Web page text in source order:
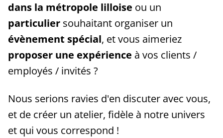
dans la métropole lilloise ou un
particulier souhaitant organiser un
évènement spécial, et vous aimeriez
proposer une expérience à vos clients /
employés / invités ?
Nous serions ravies d'en discuter avec vous,
et de créer un atelier, fidèle à notre univers
et qui vous correspond !